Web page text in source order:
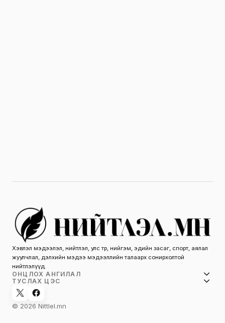
Хэвлэл мэдээлэл, нийтлэл, улс төр, нийгэм, эдийн засаг, спорт, аялал
жуулчлал, дэлхийн мэдээ мэдээллийн талаарх сонирхолтой
нийтлэлүүд.
ОНЦЛОХ АНГИЛАЛ
ТУСЛАХ ЦЭС
© 2026 Nittlel.mn